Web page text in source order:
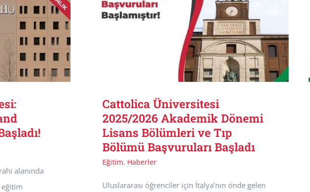
alanında
Cattolica Üniversitesi
2025/2026 Akademik Dönemi
Lisans Bölümleri ve Tıp
Bölümü Başvuruları Başladı
Eğitim, Haberler
Uluslararası öğrenciler için İtalya’nın önde gelen